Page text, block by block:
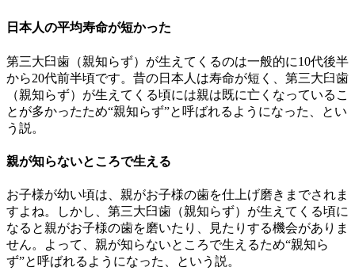
日本人の平均寿命が短かった
第三大臼歯（親知らず）が生えてくるのは一般的に10代後半
から20代前半頃です。昔の日本人は寿命が短く、第三大臼歯
（親知らず）が生えてくる頃には親は既に亡くなっているこ
とが多かったため“親知らず”と呼ばれるようになった、とい
う説。
親が知らないところで生える
お子様が幼い頃は、親がお子様の歯を仕上げ磨きまでされま
すよね。しかし、第三大臼歯（親知らず）が生えてくる頃に
なると親がお子様の歯を磨いたり、見たりする機会がありま
せん。よって、親が知らないところで生えるため“親知ら
ず”と呼ばれるようになった、という説。